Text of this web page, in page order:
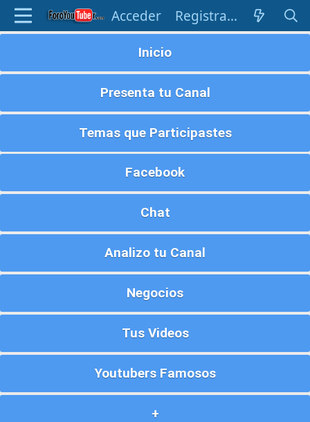
Acceder Registrarse
Inicio
Presenta tu Canal
Temas que Participastes
Facebook
Chat
Analizo tu Canal
Negocios
Tus Videos
Youtubers Famosos
+